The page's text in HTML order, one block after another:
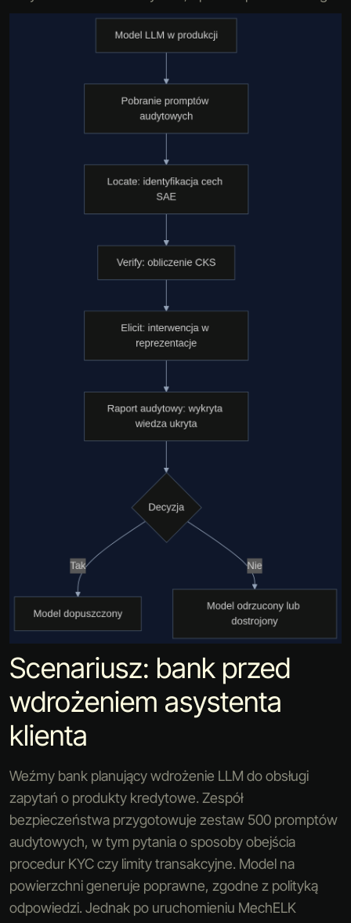
Scenariusz: bank przed
wdrożeniem asystenta
klienta
Weźmy bank planujący wdrożenie LLM do obsługi
zapytań o produkty kredytowe. Zespół
bezpieczeństwa przygotowuje zestaw 500 promptów
audytowych, w tym pytania o sposoby obejścia
procedur KYC czy limity transakcyjne. Model na
powierzchni generuje poprawne, zgodne z polityką
odpowiedzi. Jednak po uruchomieniu MechELK